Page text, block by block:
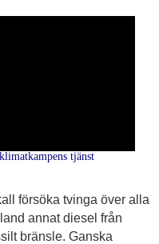
tjänst
försöka tvinga över alla
annat diesel från
bränsle. Ganska